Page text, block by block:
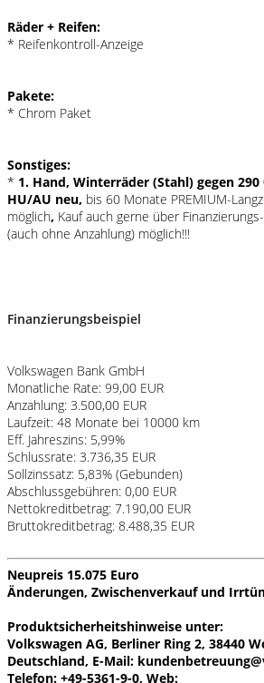
Räder + Reifen:
* Reifenkontroll-Anzeige
Pakete:
* Chrom Paket
Sonstiges:
* 1. Hand, Winterräder (Stahl) gegen
HU/AU neu, bis 60 Monate PREMIUM-
möglich, Kauf auch gerne über
(auch ohne Anzahlung) möglich!!!
Finanzierungsbeispiel
Volkswagen Bank GmbH
Monatliche Rate: 99,00 EUR
Anzahlung: 3.500,00 EUR
Laufzeit: 48 Monate bei 10000 km
Eff. Jahreszins: 5,99%
Schlussrate: 3.736,35 EUR
Sollzinssatz: 5,83% (Gebunden)
Abschlussgebühren: 0,00 EUR
Nettokreditbetrag: 7.190,00 EUR
Bruttokreditbetrag: 8.488,35 EUR
Neupreis 15.075 Euro
Änderungen, Zwischenverkauf und
Produktsicherheitshinweise unter:
Volkswagen AG, Berliner Ring 2, 38440
Deutschland, E-Mail:
Telefon: +49-5361-9-0, Web: